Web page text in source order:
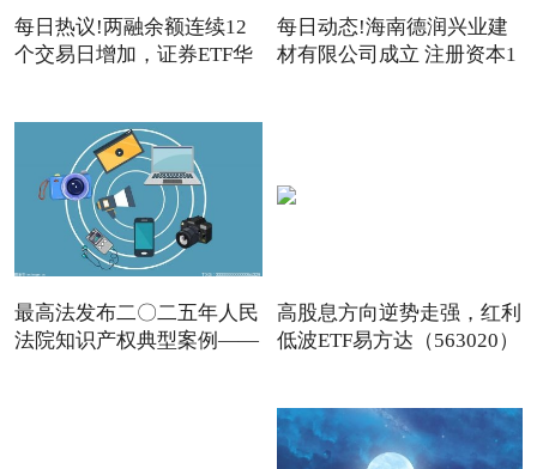
每日热议!两融余额连续12
个交易日增加，证券ETF华
每日动态!海南德润兴业建
材有限公司成立 注册资本1
最高法发布二〇二五年人民
法院知识产权典型案例——
高股息方向逆势走强，红利
低波ETF易方达（563020）